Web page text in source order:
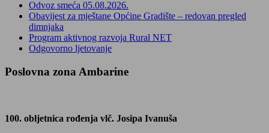
Odvoz smeća 05.08.2026.
Obavijest za mještane Općine Gradište – redovan pregled
dimnjaka
Program aktivnog razvoja Rural NET
Odgovorno ljetovanje
Poslovna zona Ambarine
100. obljetnica rođenja vlč. Josipa Ivanuša